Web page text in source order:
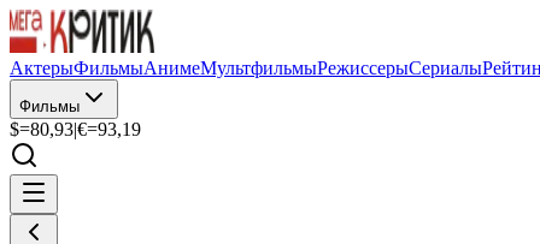
АктерыФильмыАнимеМультфильмыРежиссерыСериалы
Фильмы
$=80,93|€=93,19